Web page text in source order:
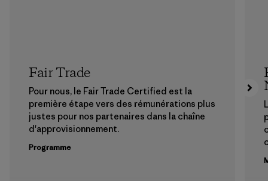
Fair Trade
Pour nous, le Fair Trade Certified est la
première étape vers des rémunérations plus
justes pour nos partenaires dans la chaîne
d'approvisionnement.
Programme